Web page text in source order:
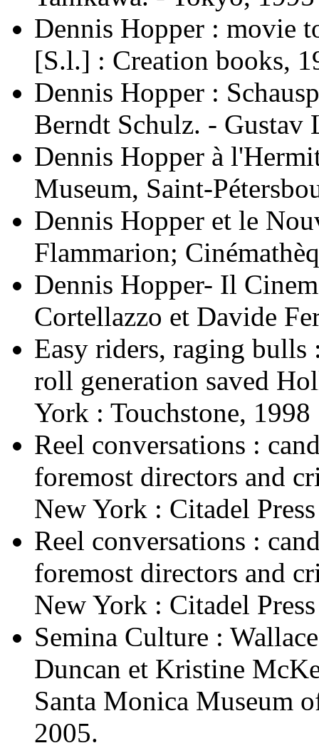
Dennis Hopper : movie
[S.l.] : Creation books,
Dennis Hopper :
Berndt Schulz. - Gustav
Dennis Hopper à
Museum, Saint-
Dennis Hopper et le
Flammarion;
Dennis Hopper- Il
Cortellazzo et Davide
Easy riders, raging bulls
roll generation saved
York : Touchstone, 1998
Reel conversations :
foremost directors and
New York : Citadel
Reel conversations :
foremost directors and
New York : Citadel
Semina Culture :
Duncan et Kristine
Santa Monica Museum
2005.